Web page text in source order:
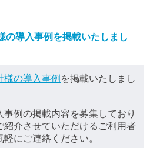
の導入事例を掲載いたしまし
様の導入事例 を掲載いたしまし
例の掲載内容を募集しており
紹介させていただけるご利用者
にご連絡ください。